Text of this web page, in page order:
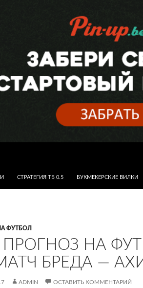
СТРАТЕГИЯ ТБ 0.5 БУКМЕКЕРСКИЕ ВИЛКИ
ФУТБОЛ
ПРОГНОЗ НА
БРЕДА —
ADMIN ОСТАВИТЬ КОММЕНТАРИЙ